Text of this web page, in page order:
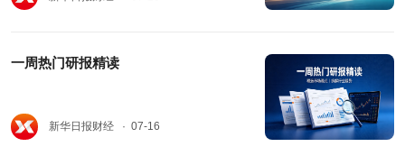
一周热门研报精读
新华日报财经 · 07-16